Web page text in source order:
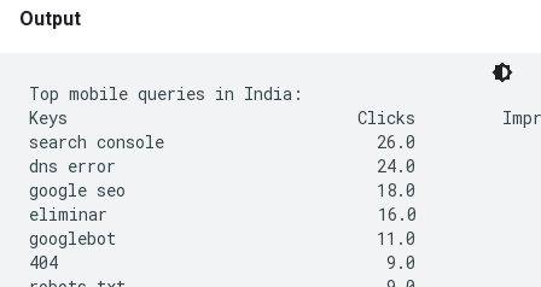
Output
Top mobile queries in India:
Keys                              Clicks
search console                      26.0
dns error                           24.0
google seo                          18.0
eliminar                            16.0
googlebot                           11.0
404                                  9.0               214.0